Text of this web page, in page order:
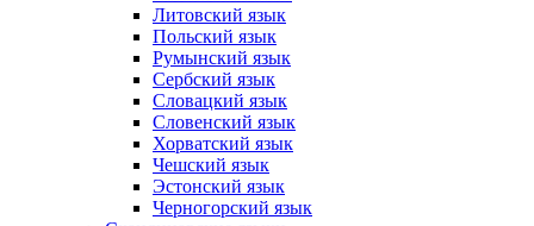
Литовский язык
Польский язык
Румынский язык
Сербский язык
Словацкий язык
Словенский язык
Хорватский язык
Чешский язык
Эстонский язык
Черногорский язык